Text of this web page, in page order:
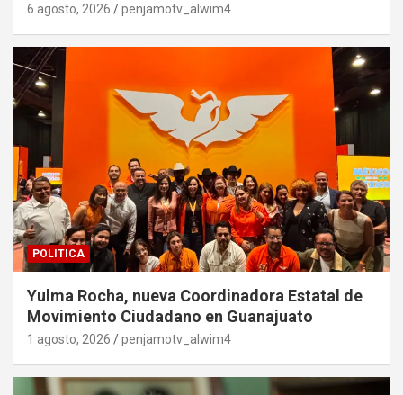
6 agosto, 2026 penjamotv_alwim4
POLITICA
Yulma Rocha, nueva Coordinadora Estatal de
Movimiento Ciudadano en Guanajuato
1 agosto, 2026 penjamotv_alwim4